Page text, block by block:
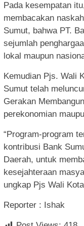
Pada kesempatan
membacakan
Sumut, bahwa PT.
sejumlah
lokal maupun
Kemudian Pjs. Wali
Sumut telah
Gerakan
perekonomian
“Program-program
kontribusi Bank
Daerah, untuk
kesejahteraan
ungkap Pjs Wali
Reporter : Ishak